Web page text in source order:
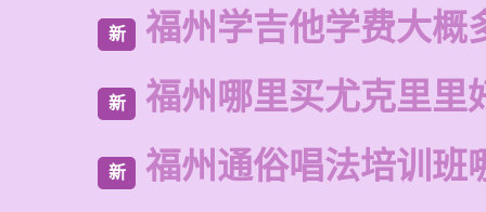
新 福州学吉他学费大概
新 福州哪里买尤克里里
新 福州通俗唱法培训班